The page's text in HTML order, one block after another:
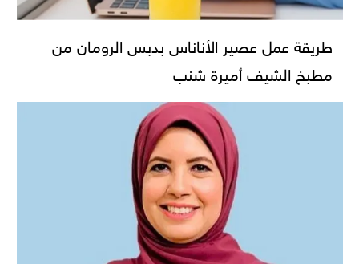
طريقة عمل عصير الأناناس بدبس الرومان من
مطبخ الشيف أميرة شنب